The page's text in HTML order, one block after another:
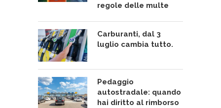
regole delle multe
Carburanti, dal 3
luglio cambia tutto.
Pedaggio
autostradale: quando
hai diritto al rimborso